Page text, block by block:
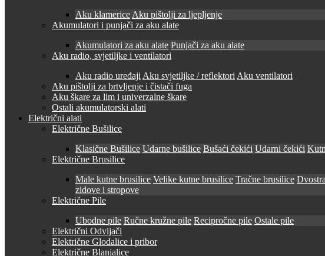
Aku klamerice Aku pištolji za ljepljenje
Akumulatori i punjači za aku alate
Akumulatori za aku alate Punjači za aku alate
Aku radio, svjetiljke i ventilatori
Aku radio uređaji Aku svjetiljke / reflektori Aku ventilatori
Aku pištolji za brtvljenje i čistači fuga
Aku škare za lim i univerzalne škare
Ostali akumulatorski alati
Električni alati
Električne Bušilice
Klasične Bušilice Udarne bušilice Bušaći čekići Udarni čekići
Električne Brusilice
Male kutne brusilice Velike kutne brusilice Tračne brusilice
zidove i stropove
Električne Pile
Ubodne pile Ručne kružne pile Recipročne pile Ostale pile
Električni Odvijači
Električne Glodalice i pribor
Električne Blanjalice